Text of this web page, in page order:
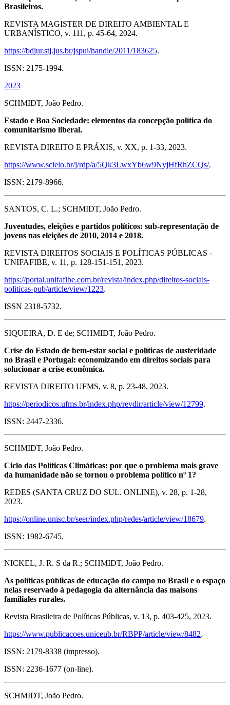
Brasileiros.
REVISTA MAGISTER DE DIREITO AMBIENTAL E
URBANÍSTICO, v. 111, p. 45-64, 2024.
https://bdjur.stj.jus.br/jspui/handle/2011/183625.
ISSN: 2175-1994.
2023
SCHMIDT, João Pedro.
Estado e Boa Sociedade: elementos da concepção política do
comunitarismo liberal.
REVISTA DIREITO E PRÁXIS, v. XX, p. 1-33, 2023.
https://www.scielo.br/j/rdp/a/5Qk3LwxYb6w9NyjHfRhZCQs/.
ISSN: 2179-8966.
SANTOS, C. L.; SCHMIDT, João Pedro.
Juventudes, eleições e partidos políticos: sub-representação de
jovens nas eleições de 2010, 2014 e 2018.
REVISTA DIREITOS SOCIAIS E POLÍTICAS PÚBLICAS -
UNIFAFIBE, v. 11, p. 128-151-151, 2023.
https://portal.unifafibe.com.br/revista/index.php/direitos-sociais-
politicas-pub/article/view/1223.
ISSN 2318-5732.
SIQUEIRA, D. E de; SCHMIDT, João Pedro.
Crise do Estado de bem-estar social e políticas de austeridade
no Brasil e Portugal: economizando em direitos sociais para
solucionar a crise econômica.
REVISTA DIREITO UFMS, v. 8, p. 23-48, 2023.
https://periodicos.ufms.br/index.php/revdir/article/view/12799.
ISSN: 2447-2336.
SCHMIDT, João Pedro.
Ciclo das Políticas Climáticas: por que o problema mais grave
da humanidade não se tornou o problema político nº 1?
REDES (SANTA CRUZ DO SUL. ONLINE), v. 28, p. 1-28,
2023.
https://online.unisc.br/seer/index.php/redes/article/view/18679.
ISSN: 1982-6745.
NICKEL, J. R. S da R.; SCHMIDT, João Pedro.
As políticas públicas de educação do campo no Brasil e o espaço
nelas reservado à pedagogia da alternância das maisons
familiales rurales.
Revista Brasileira de Políticas Públicas, v. 13, p. 403-425, 2023.
https://www.publicacoes.uniceub.br/RBPP/article/view/8482.
ISSN: 2179-8338 (impresso).
ISSN: 2236-1677 (on-line).
SCHMIDT, João Pedro.